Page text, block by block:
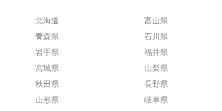
北海道
青森県
岩手県
宮城県
秋田県
山形県
富山県
石川県
福井県
山梨県
長野県
岐阜県